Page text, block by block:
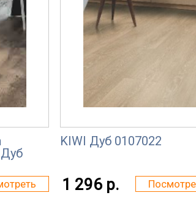
KIWI Дуб 0107022
1 296 р.